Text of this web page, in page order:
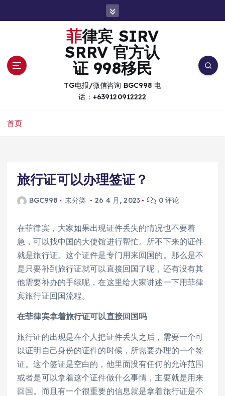
菲律宾 SIRV
SRRV 官方认
证 998移民
TG电报/微信咨询 BGC998 电
话：+639120912222
首页
旅行证可以办理签证？
BGC998 未分类 26 4 月, 2023 0 评论
在菲律宾，大家如果出现证件丢失的情况也不要着
急，可以找中国的大使馆进行帮忙。所不下来的证件
就是旅行证。这个证件是专门用来回国的。那么是不
是只要补到旅行证就可以直接回国了呢，还有没有其
他需要补办的手续呢，在这里给大家讲述一下用菲律
宾旅行证回国流程。
在菲律宾拿着旅行证可以直接回国吗
旅行证的出现是在个人把证件丢失之后，需要一个可
以证明自己身份的证件的时候，所需要办理的一个签
证。这个签证是空白的，他里面没有任何的允许范围
或者是可以拿着这个证件做什么事情，主要就是用来
回国。而且有一个很重要的信息就是拿着旅行证是不